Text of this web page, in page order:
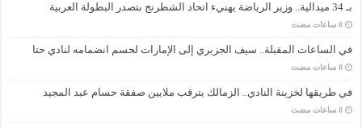
بـ 34 ميدالية.. وزير الرياضة يهنيء اتحاد الشطرنج بتصدر البطولة العربية
‏8 ساعات مضت
في الساعات المقبلة.. سيف الجزيري إلى الإمارات لحسم انضمامه لنادي حتا
‏8 ساعات مضت
في طريقها لخزينة النادي.. الزمالك يترقب ملايين صفقة حسام عبد المجيد
‏8 ساعات مضت